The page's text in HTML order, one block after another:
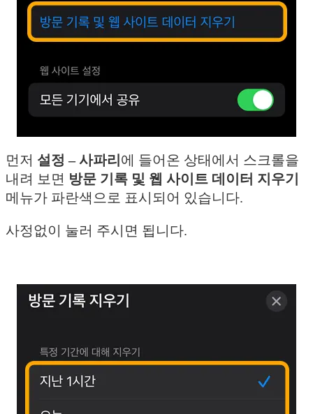
먼저 설정 – 사파리 에 들어온 상태에서 스크롤을
내려 보면 방문 기록 및 웹 사이트 데이터 지우기
메뉴가 파란색으로 표시되어 있습니다.
사정없이 눌러 주시면 됩니다.